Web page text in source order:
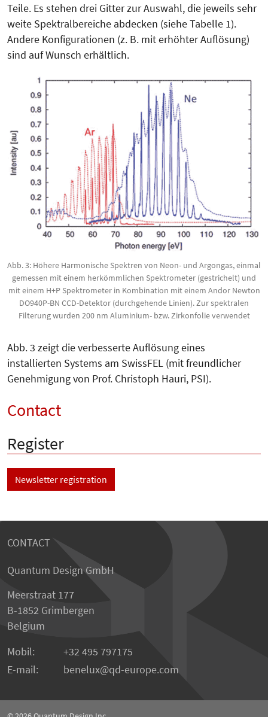
Teile. Es stehen drei Gitter zur Auswahl, die jeweils sehr
weite Spektralbereiche abdecken (siehe Tabelle 1).
Andere Kon­figurationen (z. B. mit erhöhter Auf­lö­sung)
sind auf Wunsch erhältlich.
Abb. 3: Höhere Harmonische Spektren von Neon- und Argongas, einmal
gemessen mit einem herkömmlichen Spektrometer (gestrichelt) und
mit einem H+P Spektrometer in Kombination mit einem Andor Newton
DO940P-BN CCD-Detektor (durchgehende Linien). Zur spektralen
Filterung wurden 200 nm Aluminium- bzw. Zirkonfolie verwendet
Abb. 3 zeigt die verbesserte Auflösung eines
installierten Systems am SwissFEL (mit freundlicher
Genehmigung von Prof. Christoph Hauri, PSI).
Contact
Register
Newsletter registration
CONTACT
Quantum Design GmbH
Meerstraat 177
B-1852 Grimbergen
Belgium
Mobil:
+32 495 797175
E-mail:
benelux qd-europe.com